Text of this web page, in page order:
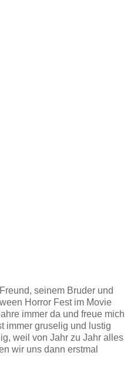
seinem Bruder und
Horror Fest im Movie
immer da und freue mich
immer gruselig und lustig
weil von Jahr zu Jahr alles
wir uns dann erstmal